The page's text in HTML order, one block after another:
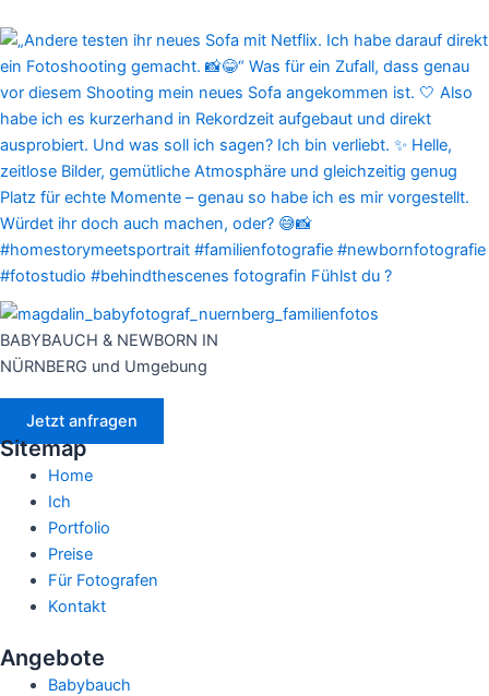
BABYBAUCH & NEWBORN IN
NÜRNBERG und Umgebung
Jetzt anfragen
Sitemap
Home
Ich
Portfolio
Preise
Für Fotografen
Kontakt
Angebote
Babybauch